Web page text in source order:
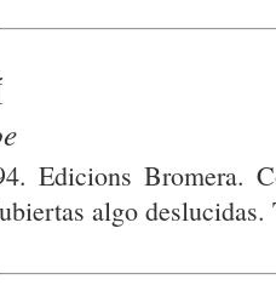
Edicions Bromera.
algo deslucidas.